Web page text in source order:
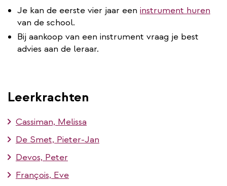
Je kan de eerste vier jaar een instrument huren
van de school.
Bij aankoop van een instrument vraag je best
advies aan de leraar.
Leerkrachten
Cassiman, Melissa
De Smet, Pieter-Jan
Devos, Peter
François, Eve